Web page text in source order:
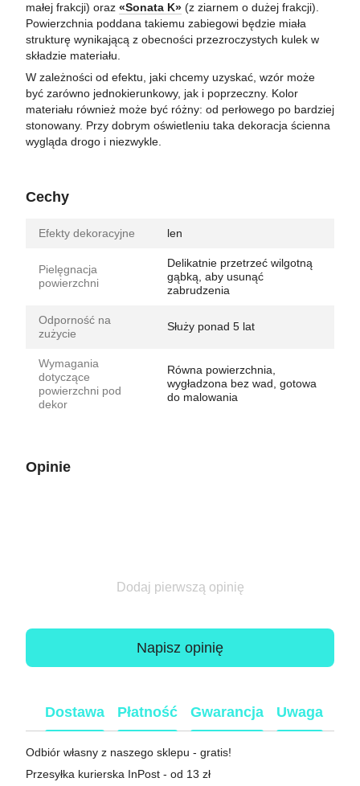
małej frakcji) oraz «Sonata K» (z ziarnem o dużej frakcji).
Powierzchnia poddana takiemu zabiegowi będzie miała
strukturę wynikającą z obecności przezroczystych kulek w
składzie materiału.
W zależności od efektu, jaki chcemy uzyskać, wzór może
być zarówno jednokierunkowy, jak i poprzeczny. Kolor
materiału również może być różny: od perłowego po bardziej
stonowany. Przy dobrym oświetleniu taka dekoracja ścienna
wygląda drogo i niezwykle.
Cechy
Efekty dekoracyjne len
Pielęgnacja
powierzchni
Delikatnie przetrzeć wilgotną
gąbką, aby usunąć
zabrudzenia
Odporność na
zużycie
Służy ponad 5 lat
Wymagania
dotyczące
powierzchni pod
dekor
Równa powierzchnia,
wygładzona bez wad, gotowa
do malowania
Opinie
Dodaj pierwszą opinię
Napisz opinię
Dostawa Płatność Gwarancja Uwaga
Odbiór własny z naszego sklepu - gratis!
Przesyłka kurierska InPost - od 13 zł